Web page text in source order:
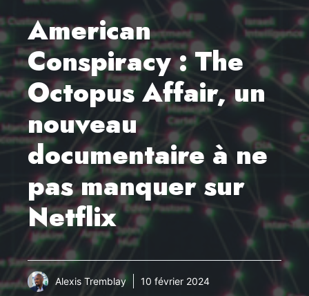
American
Conspiracy : The
Octopus Affair, un
nouveau
documentaire à ne
pas manquer sur
Netflix
Alexis Tremblay 10 février 2024